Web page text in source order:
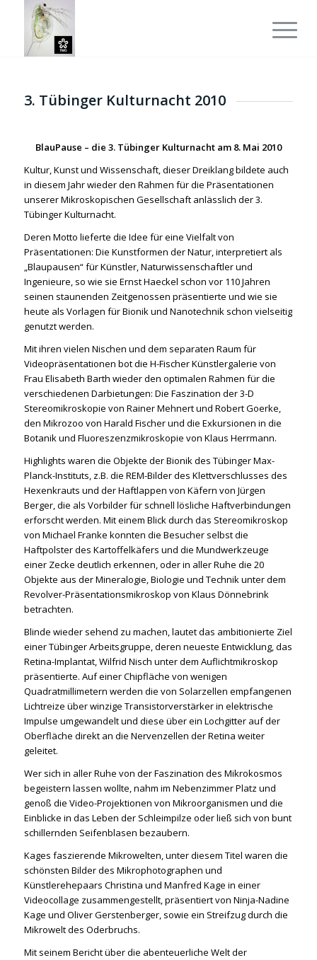
3. Tübinger Kulturnacht 2010
BlauPause – die 3. Tübinger Kulturnacht am 8. Mai 2010
Kultur, Kunst und Wissenschaft, dieser Dreiklang bildete auch
in diesem Jahr wieder den Rahmen für die Präsentationen
unserer Mikroskopischen Gesellschaft anlässlich der 3.
Tübinger Kulturnacht.
Deren Motto lieferte die Idee für eine Vielfalt von
Präsentationen: Die Kunstformen der Natur, interpretiert als
„Blaupausen“ für Künstler, Naturwissenschaftler und
Ingenieure, so wie sie Ernst Haeckel schon vor 110 Jahren
seinen staunenden Zeitgenossen präsentierte und wie sie
heute als Vorlagen für Bionik und Nanotechnik schon vielseitig
genutzt werden.
Mit ihren vielen Nischen und dem separaten Raum für
Videopräsentationen bot die H-Fischer Künstlergalerie von
Frau Elisabeth Barth wieder den optimalen Rahmen für die
verschiedenen Darbietungen: Die Faszination der 3-D
Stereomikroskopie von Rainer Mehnert und Robert Goerke,
den Mikrozoo von Harald Fischer und die Exkursionen in die
Botanik und Fluoreszenzmikroskopie von Klaus Herrmann.
Highlights waren die Objekte der Bionik des Tübinger Max-
Planck-Instituts, z.B. die REM-Bilder des Klettverschlusses des
Hexenkrauts und der Haftlappen von Käfern von Jürgen
Berger, die als Vorbilder für schnell lösliche Haftverbindungen
erforscht werden. Mit einem Blick durch das Stereomikroskop
von Michael Franke konnten die Besucher selbst die
Haftpolster des Kartoffelkäfers und die Mundwerkzeuge
einer Zecke deutlich erkennen, oder in aller Ruhe die 20
Objekte aus der Mineralogie, Biologie und Technik unter dem
Revolver-Präsentationsmikroskop von Klaus Dönnebrink
betrachten.
Blinde wieder sehend zu machen, lautet das ambitionierte Ziel
einer Tübinger Arbeitsgruppe, deren neueste Entwicklung, das
Retina-Implantat, Wilfrid Nisch unter dem Auflichtmikroskop
präsentierte. Auf einer Chipfläche von wenigen
Quadratmillimetern werden die von Solarzellen empfangenen
Lichtreize über winzige Transistorverstärker in elektrische
Impulse umgewandelt und diese über ein Lochgitter auf der
Oberfläche direkt an die Nervenzellen der Retina weiter
geleitet.
Wer sich in aller Ruhe von der Faszination des Mikrokosmos
begeistern lassen wollte, nahm im Nebenzimmer Platz und
genoß die Video-Projektionen von Mikroorganismen und die
Einblicke in das Leben der Schleimpilze oder ließ sich von bunt
schillernden Seifenblasen bezaubern.
Kages faszierende Mikrowelten, unter diesem Titel waren die
schönsten Bilder des Mikrophotographen und
Künstlerehepaars Christina und Manfred Kage in einer
Videocollage zusammengestellt, präsentiert von Ninja-Nadine
Kage und Oliver Gerstenberger, sowie ein Streifzug durch die
Mikrowelt des Oderbruchs.
Mit seinem Bericht über die abenteuerliche Welt der